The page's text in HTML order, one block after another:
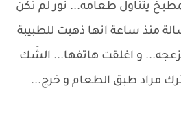
يتناول طعامه... نور لم تكن
منذ ساعة انها ذهبت للطبيبة
و اغلقت هاتفها... الشَك
مراد طبق الطعام و خرج...